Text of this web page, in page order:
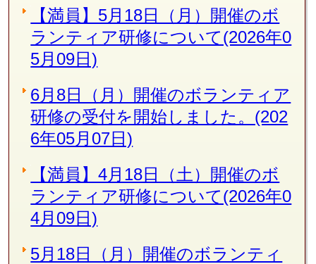
【満員】5月18日（月）開催のボ
ランティア研修について(2026年0
5月09日)
6月8日（月）開催のボランティア
研修の受付を開始しました。(202
6年05月07日)
【満員】4月18日（土）開催のボ
ランティア研修について(2026年0
4月09日)
5月18日（月）開催のボランティ